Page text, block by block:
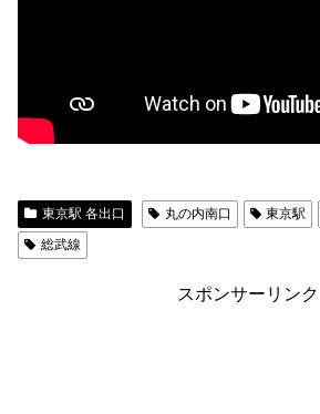
東京駅 各出口 丸の内南口 東京駅
総武線
スポンサーリンク